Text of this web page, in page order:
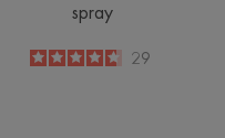
spray
4.7
/
5
29